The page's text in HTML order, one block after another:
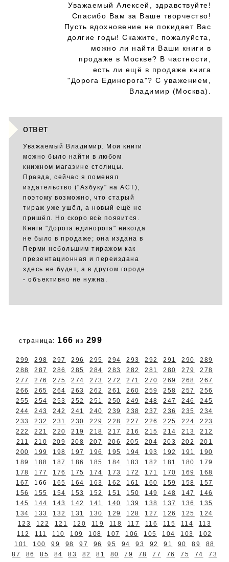
Уважаемый Алексей, здравствуйте!
Спасибо Вам за Ваше творчество!
Пусть вдохновение не покидает Вас
долгие годы! Скажите, пожалуйста,
можно ли найти Ваши книги в
продаже в Москве? В частности,
есть ли ещё в продаже книга
"Дорога Единорога"? С уважением,
Владимир (Москва).
ответ
Уважаемый Владимир. Мои книги
можно было найти в любом
книжном магазине столицы.
Правда, сейчас я поменял
издательство ("Азбуку" на АСТ),
поэтому возможно, что старый
тираж уже ушёл, а новый ещё не
пришёл. Но скоро всё появится.
Книги "Дорога единорога" никогда
не было в продаже; она издана в
Перми небольшим тиражом как
презентационная и переиздана
здесь не будет, а в другом городе
- объективно не нужна.
страница: 166 из 299
299 298 297 296 295 294 293 292 291 290
289
288
287 286 285 284 283 282 281 280 279
278
277
276 275 274 273 272 271 270 269 268
267
266
265 264 263 262 261 260 259 258 257
256
255
254 253 252 251 250 249 248 247 246
245
244
243 242 241 240 239 238 237 236 235
234
233
232 231 230 229 228 227 226 225 224
223
222
221 220 219 218 217 216 215 214 213
212
211
210 209 208 207 206 205 204 203 202
201
200
199 198 197 196 195 194 193 192 191
190
189
188 187 186 185 184 183 182 181 180
179
178
177 176 175 174 173 172 171 170 169
168
167
166 165 164 163 162 161 160 159 158
157
156
155 154 153 152 151 150 149 148 147
146
145
144 143 142 141 140 139 138 137 136
135
134
133 132 131 130 129 128 127 126 125
124
123
122 121 120 119 118 117 116 115 114
113
112
111 110 109 108 107 106 105 104 103
102
101
100 99 98 97 96 95 94 93 92 91 90 89
88
87
86 85 84 83 82 81 80 79 78 77 76 75 74
73